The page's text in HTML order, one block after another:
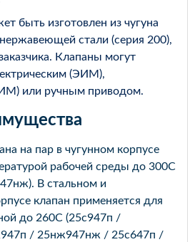
быть изготовлен из чугуна
стали (серия 200),
Клапаны могут
(ЭИМ),
или ручным приводом.
на пар в чугунном корпусе
рабочей среды до 300С
В стальном и
клапан применяется для
до 260С (25с947п /
/ 25нж947нж / 25с647п /